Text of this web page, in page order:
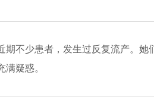
期不少患者，发生过反复流产。她
满疑惑。